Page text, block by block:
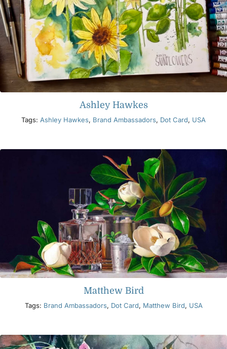
Ashley Hawkes
Tags: Ashley Hawkes, Brand Ambassadors, Dot Card, USA
Matthew Bird
Tags: Brand Ambassadors, Dot Card, Matthew Bird, USA